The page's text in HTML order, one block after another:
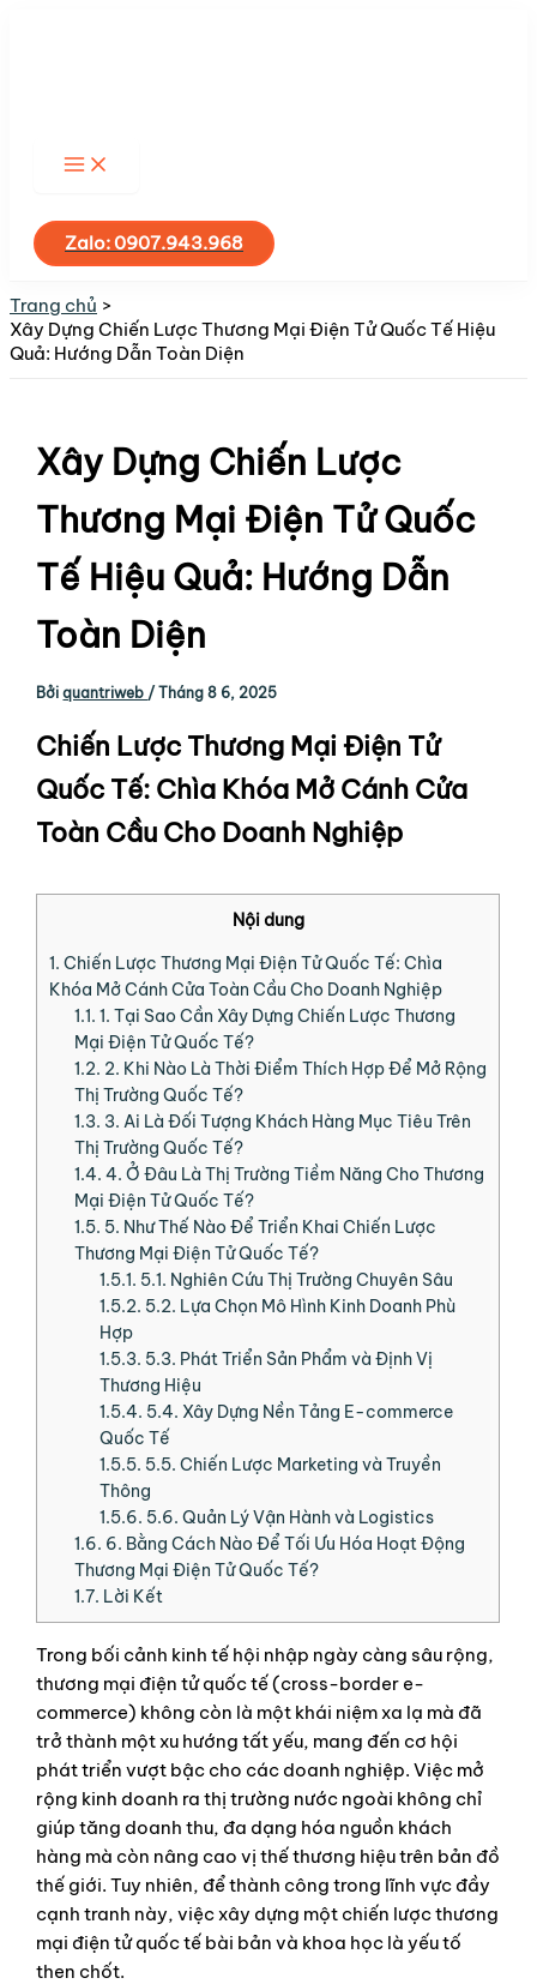
kiếmZalo: 0907.943.968
Trang chủ
Xây Dựng Chiến Lược Thương Mại Điện Tử Quốc Tế Hiệu
Quả: Hướng Dẫn Toàn Diện
Xây Dựng Chiến Lược
Thương Mại Điện Tử Quốc
Tế Hiệu Quả: Hướng Dẫn
Toàn Diện
Bởiquantriweb /Tháng 8 6, 2025
Chiến Lược Thương Mại Điện Tử
Quốc Tế: Chìa Khóa Mở Cánh Cửa
Toàn Cầu Cho Doanh Nghiệp
Nội dung
1. Chiến Lược Thương Mại Điện Tử Quốc Tế: Chìa
Khóa Mở Cánh Cửa Toàn Cầu Cho Doanh Nghiệp
1.1. 1. Tại Sao Cần Xây Dựng Chiến Lược Thương
Mại Điện Tử Quốc Tế?
1.2. 2. Khi Nào Là Thời Điểm Thích Hợp Để Mở Rộng
Thị Trường Quốc Tế?
1.3. 3. Ai Là Đối Tượng Khách Hàng Mục Tiêu Trên
Thị Trường Quốc Tế?
1.4. 4. Ở Đâu Là Thị Trường Tiềm Năng Cho Thương
Mại Điện Tử Quốc Tế?
1.5. 5. Như Thế Nào Để Triển Khai Chiến Lược
Thương Mại Điện Tử Quốc Tế?
1.5.1. 5.1. Nghiên Cứu Thị Trường Chuyên Sâu
1.5.2. 5.2. Lựa Chọn Mô Hình Kinh Doanh Phù
Hợp
1.5.3. 5.3. Phát Triển Sản Phẩm và Định Vị
Thương Hiệu
1.5.4. 5.4. Xây Dựng Nền Tảng E-commerce
Quốc Tế
1.5.5. 5.5. Chiến Lược Marketing và Truyền
Thông
1.5.6. 5.6. Quản Lý Vận Hành và Logistics
1.6. 6. Bằng Cách Nào Để Tối Ưu Hóa Hoạt Động
Thương Mại Điện Tử Quốc Tế?
1.7. Lời Kết
Trong bối cảnh kinh tế hội nhập ngày càng sâu rộng,
thương mại điện tử quốc tế (cross-border e-
commerce) không còn là một khái niệm xa lạ mà đã
trở thành một xu hướng tất yếu, mang đến cơ hội
phát triển vượt bậc cho các doanh nghiệp. Việc mở
rộng kinh doanh ra thị trường nước ngoài không chỉ
giúp tăng doanh thu, đa dạng hóa nguồn khách
hàng mà còn nâng cao vị thế thương hiệu trên bản đồ
thế giới. Tuy nhiên, để thành công trong lĩnh vực đầy
cạnh tranh này, việc xây dựng một chiến lược thương
mại điện tử quốc tế bài bản và khoa học là yếu tố
then chốt.